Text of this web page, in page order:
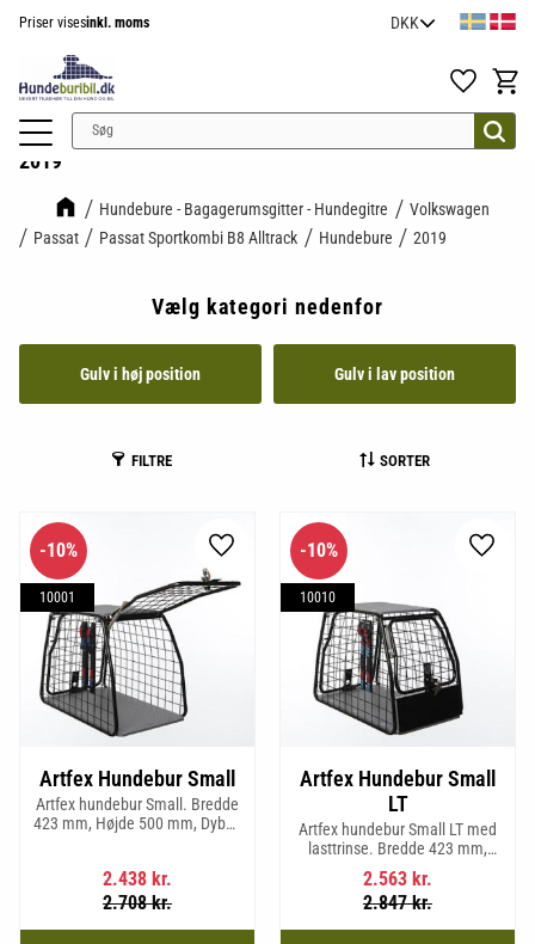
Priser visesinkl. moms
Favoritter
2019
Hundebure - Bagagerumsgitter - Hundegitre
Volkswagen
Passat
Passat Sportkombi B8 Alltrack Hundebure 2019
Vælg kategori nedenfor
Gulv i høj position Gulv i lav position
FILTRE SORTER
Artfex Hundebur Small
Artfex hundebur Small. Bredde
423 mm, Højde 500 mm, Dybde
2.438 kr.
2.708kr.
10%
10001
Gem som favorit
Artfex Hundebur Small
LT
Artfex hundebur Small LT med
lasttrinse. Bredde 423 mm,
Højde 500 mm, Dybde 670 mm
og vægt 12,9 kg.
2.563 kr.
2.847kr.
10%
10010
Gem